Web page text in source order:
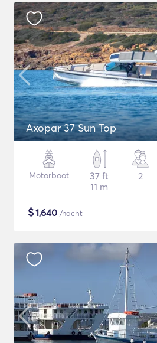
Axopar 37 Sun Top
Motorboot
37 ft
11 m
2
$1,640 /nacht